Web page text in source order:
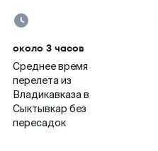
около 3 часов
Среднее время
перелета из
Владикавказа в
Сыктывкар без
пересадок